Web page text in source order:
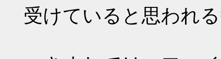
受けていると思われ